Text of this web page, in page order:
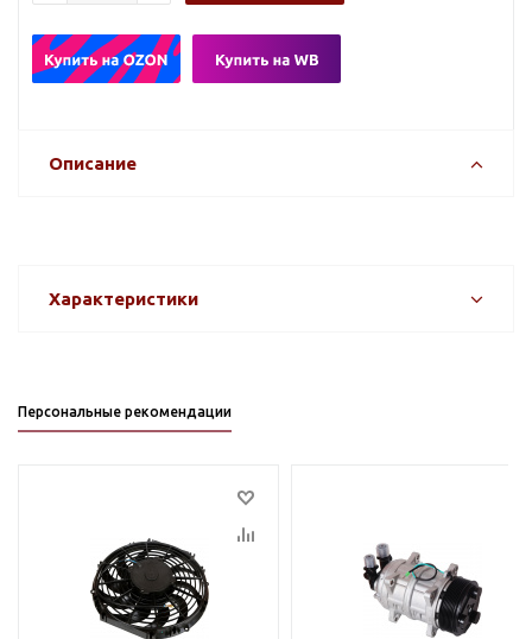
Описание
Характеристики
Персональные рекомендации